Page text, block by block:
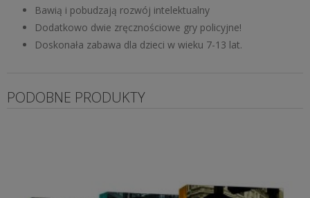
Bawią i pobudzają rozwój intelektualny
Dodatkowo dwie zręcznościowe gry policyjne!
Doskonała zabawa dla dzieci w wieku 7-13 lat.
PODOBNE PRODUKTY